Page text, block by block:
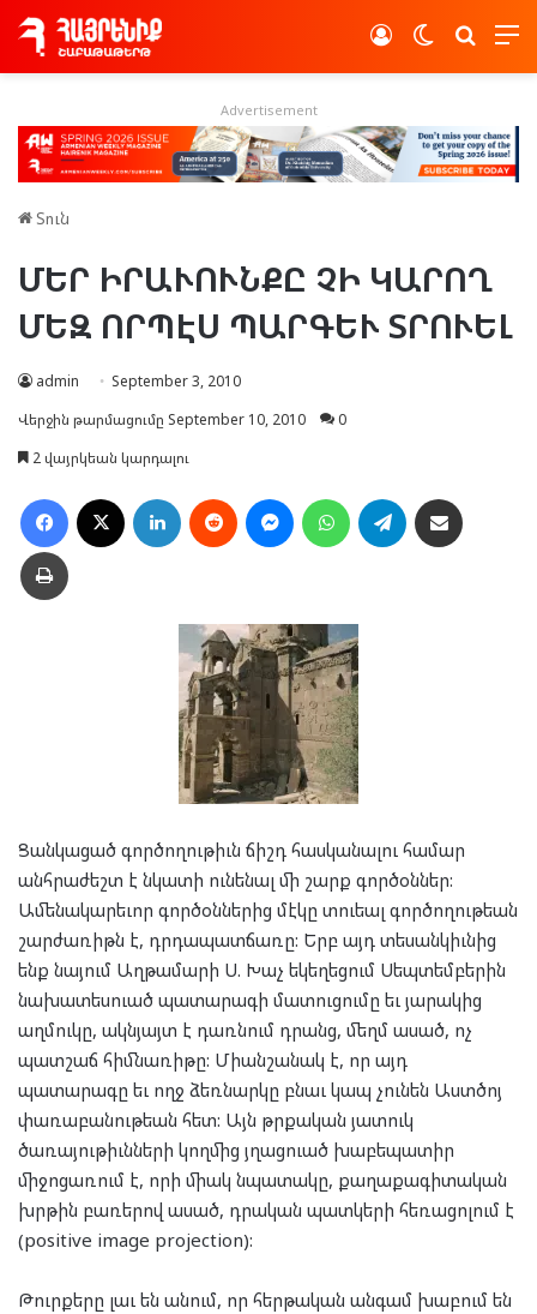
Switch skin
Log In
Advertisement
Տուն
ՄԵՐ ԻՐԱՒՈՒՆՔԸ ՉԻ ԿԱՐՈՂ
ՄԵԶ ՈՐՊԷՍ ՊԱՐԳԵՒ ՏՐՈՒԵԼ
admin
September 3, 2010
Վերջին թարմացումը September 10, 2010
0
2 վայրկեան կարդալու
Facebook LinkedIn Reddit MessengerWhatsAppTelegram
Տպել
Ցանկացած գործողութիւն ճիշդ հասկանալու համար
անհրաժեշտ է նկատի ունենալ մի շարք գործօններ:
Ամենակարեւոր գործօններից մէկը տուեալ գործողութեան
շարժառիթն է, դրդապատճառը: Երբ այդ տեսանկիւնից
ենք նայում Աղթամարի Ս. Խաչ եկեղեցում Սեպտեմբերին
նախատեսուած պատարագի մատուցումը եւ յարակից
աղմուկը, ակնյայտ է դառնում դրանց, մեղմ ասած, ոչ
պատշաճ հիմնառիթը: Միանշանակ է, որ այդ
պատարագը եւ ողջ ձեռնարկը բնաւ կապ չունեն Աստծոյ
փառաբանութեան հետ: Այն թրքական յատուկ
ծառայութիւնների կողմից յղացուած խաբեպատիր
միջոցառում է, որի միակ նպատակը, քաղաքագիտական
խրթին բառերով ասած, դրական պատկերի հեռացոլում է
(positive image projection):
Թուրքերը լաւ են անում, որ հերթական անգամ խաբում են